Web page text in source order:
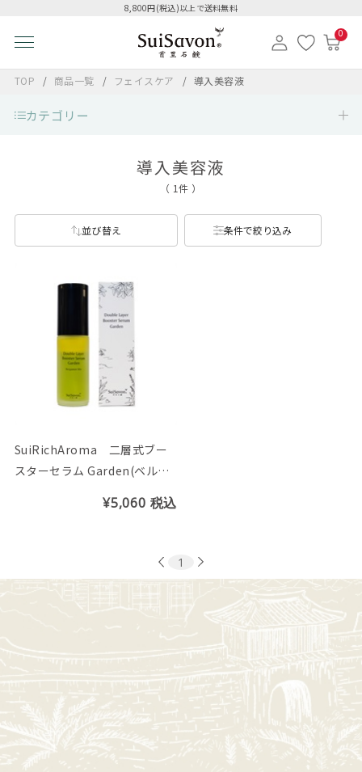
8,800円(税込)以上で送料無料
0
TOP 商品一覧 フェイスケア 導入美容液
カテゴリー
導入美容液
（ 1件 ）
並び替え 条件で絞り込み
SuiRichAroma 二層式ブー
スターセラム Garden(ベルガ
¥5,060 税込
1